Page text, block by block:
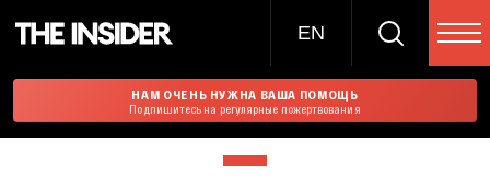
EN
НАМ ОЧЕНЬ НУЖНА ВАША ПОМОЩЬ
Подпишитесь на регулярные пожертвования